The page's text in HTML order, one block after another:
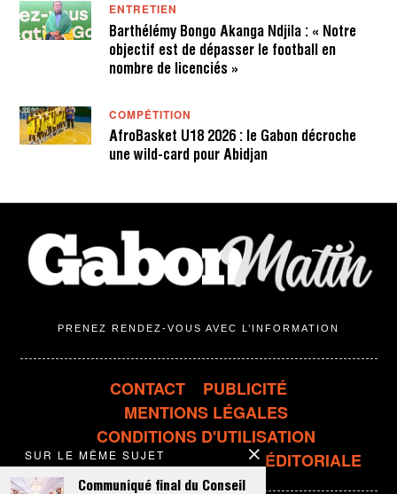
ENTRETIEN
Barthélémy Bongo Akanga Ndjila : « Notre
objectif est de dépasser le football en
nombre de licenciés »
COMPÉTITION
AfroBasket U18 2026 : le Gabon décroche
une wild-card pour Abidjan
SUR LE MÊME SUJET
Communiqué final du Conseil
PRENEZ RENDEZ-VOUS AVEC L’INFORMATION
CONTACT
PUBLICITÉ
MENTIONS LÉGALES
CONDITIONS D'UTILISATION
CONFIDENTIALITÉ
LIGNE ÉDITORIALE